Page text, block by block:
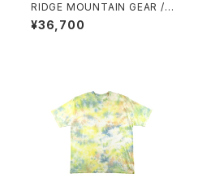
RIDGE MOUNTAIN GEAR /
ONE MILE TRIM
¥36,700